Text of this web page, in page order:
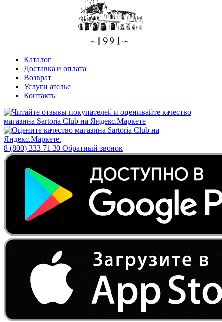
Каталог
Доставка и оплата
Возврат
Услуги ателье
Контакты
8 (800) 333 71 30 Обратный звонок